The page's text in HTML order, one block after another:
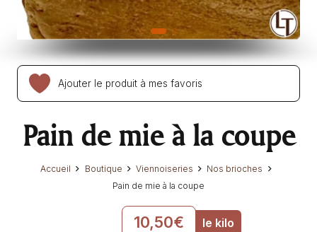
Ajouter le produit à mes favoris
Pain de mie à la coupe
Accueil Boutique Viennoiseries
Nos brioches
Pain de mie à la coupe
10,50€ le kilo